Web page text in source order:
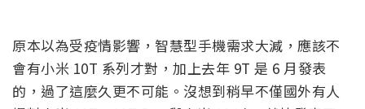
原本以為受疫情影響，智慧型手機需求大減，應該不
會有小米 10T 系列才對，加上去年 9T 是 6 月發表
的，過了這麼久更不可能。沒想到稍早不僅國外有人